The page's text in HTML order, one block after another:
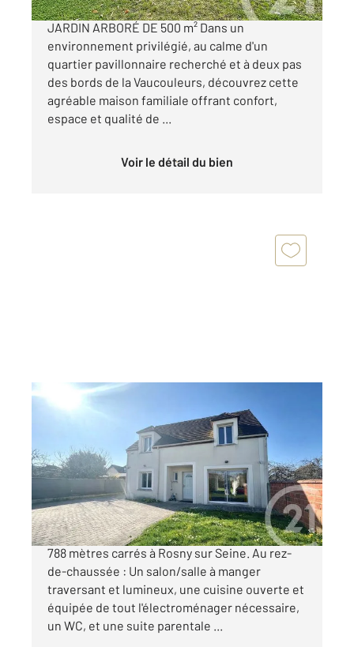
MANTES-LA-VILLE MAISON FAMILIALE AVEC
JARDIN ARBORÉ DE 500 m² Dans un
environnement privilégié, au calme d'un
quartier pavillonnaire recherché et à deux pas
des bords de la Vaucouleurs, découvrez cette
agréable maison familiale offrant confort,
espace et qualité de ...
Voir le détail du bien
ROSNY SUR SEINE 78
127 m
Maison à vendre
350 000 €
Charmante maison édifiée sur un terrain de
788 mètres carrés à Rosny sur Seine. Au rez-
de-chaussée : Un salon/salle à manger
traversant et lumineux, une cuisine ouverte et
équipée de tout l'électroménager nécessaire,
un WC, et une suite parentale ...